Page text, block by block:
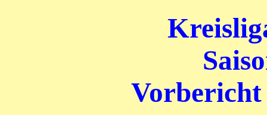
Vorbericht